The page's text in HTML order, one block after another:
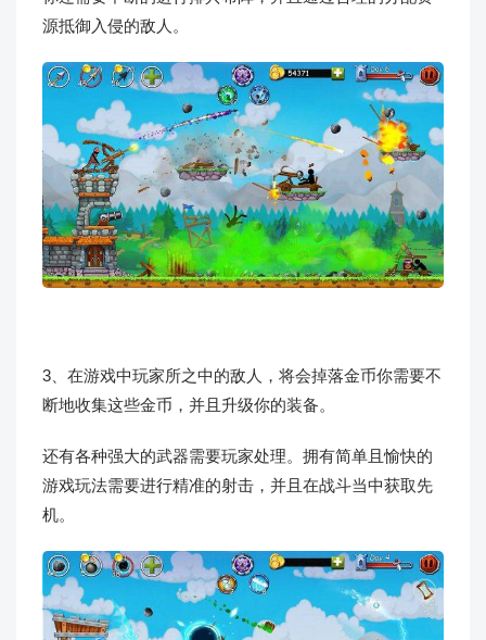
源抵御入侵的敌人。
3、在游戏中玩家所之中的敌人，将会掉落金币你需要不
断地收集这些金币，并且升级你的装备。
还有各种强大的武器需要玩家处理。拥有简单且愉快的
游戏玩法需要进行精准的射击，并且在战斗当中获取先
机。